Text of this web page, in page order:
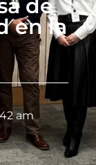
de
en la
am